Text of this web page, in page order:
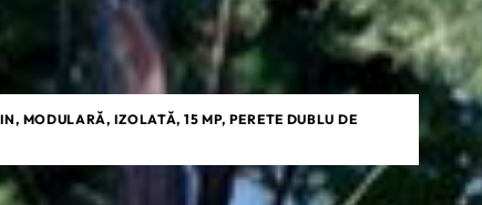
MODULARĂ, IZOLATĂ, 15 MP, PERETE DUBLU DE